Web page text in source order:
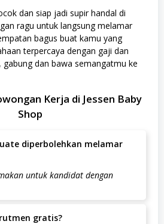
dan siap jadi supir handal di
ragu untuk langsung melamar
bagus buat kamu yang
terpercaya dengan gaji dan
gabung dan bawa semangatmu ke
Kerja di Jessen Baby
Shop
diperbolehkan melamar
untuk kandidat dengan
gratis?